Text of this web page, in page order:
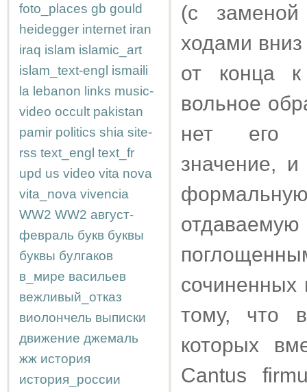
foto_places gb gould
heidegger internet iran
iraq islam islamic_art
islam_text-engl ismaili
la lebanon links music-
video occult pakistan
pamir politics shia site-
rss text_engl text_fr
upd us video vita nova
vita_nova vivencia
WW2 WW2 август-
февраль букв буквы
буквы булгаков
в_мире васильев
вежливый_отказ
виолончель выписки
движение джемаль
жж история
история_россии
(с
ходами
от конца к
вольное
нет его
значение, и
формальную
сочиненных
тому, что
которых
Cantus